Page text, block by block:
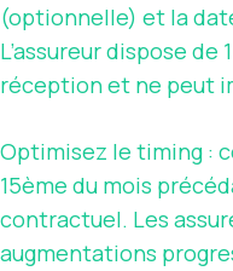
(optionnelle) et la
L’assureur dispose de
réception et ne peut
Optimisez le timing :
15ème du mois
contractuel. Les
augmentations